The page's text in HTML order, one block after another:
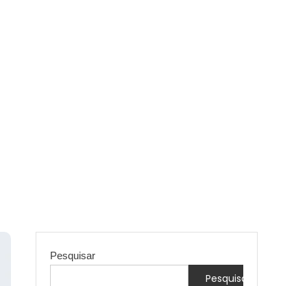
Pesquisar
Pesquisar